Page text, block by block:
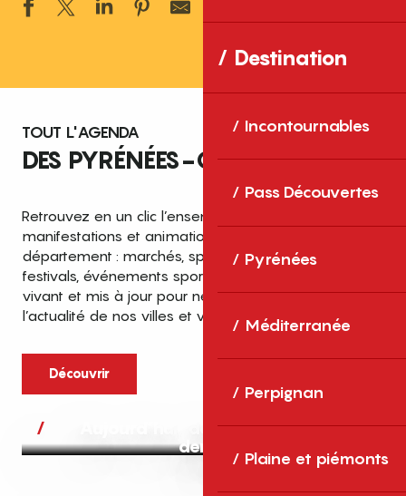
Destination
Incontournables
Pass Découvertes
Pyrénées
Méditerranée
Perpignan
Plaine et piémonts
TOUT L'AGENDA
DES PYRÉNÉES-ORIENTALES
Retrouvez en un clic l’ensemble des fêtes,
manifestations et animations recensées dans le
département : marchés, spectacles, expositions,
festivals, événements sportifs et culturels… un agenda
vivant et mis à jour pour ne rien manquer de
l’actualité de nos villes et villages.
Découvrir
Aujourd’hui, demain et après-
demain